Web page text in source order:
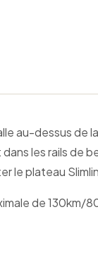
au-dessus de
les rails de
le plateau
de 130km/